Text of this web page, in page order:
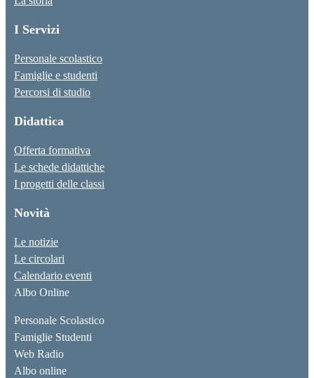
I Servizi
Personale scolastico
Famiglie e studenti
Percorsi di studio
Didattica
Offerta formativa
Le schede didattiche
I progetti delle classi
Novità
Le notizie
Le circolari
Calendario eventi
Albo Online
Personale Scolastico
Famiglie Studenti
Web Radio
Albo online